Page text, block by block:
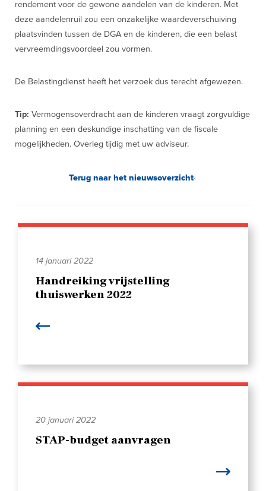
rendement voor de gewone aandelen van de kinderen. Met
deze aandelenruil zou een onzakelijke waardeverschuiving
plaatsvinden tussen de DGA en de kinderen, die een belast
vervreemdingsvoordeel zou vormen.
De Belastingdienst heeft het verzoek dus terecht afgewezen.
Tip: Vermogensoverdracht aan de kinderen vraagt zorgvuldige
planning en een deskundige inschatting van de fiscale
mogelijkheden. Overleg tijdig met uw adviseur.
Terug naar het nieuwsoverzicht
14 januari 2022
Handreiking vrijstelling
thuiswerken 2022
20 januari 2022
STAP-budget aanvragen